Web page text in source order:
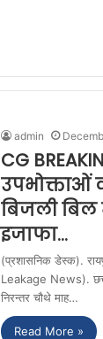
admin
CG
बिजली
इजाफा…
(प्रशासनिक डेस्क).
Leakage News).
निरन्तर चौथे माह…
Read More »